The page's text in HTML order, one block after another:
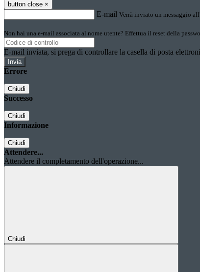
button close ×
E-mail Verrà inviato un messaggio
Non hai una e-mail associata al nome utente? Effettua il reset della
E-mail inviata, si prega di controllare la casella di posta
Errore
Chiudi
Successo
Chiudi
Informazione
Chiudi
Attendere...
Attendere il completamento dell'operazione...
Chiudi